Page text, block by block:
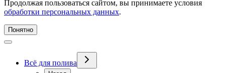
Продолжая пользоваться сайтом, вы принимаете условия
обработки персональных данных.
Понятно
Всё для полива